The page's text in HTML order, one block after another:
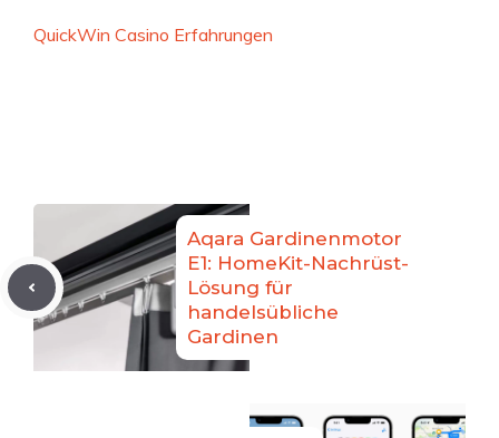
QuickWin Casino Erfahrungen
Aqara Gardinenmotor
E1: HomeKit-Nachrüst-
Lösung für
handelsübliche
Gardinen